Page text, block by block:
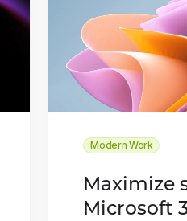
Modern Work
Maximize
Microsoft